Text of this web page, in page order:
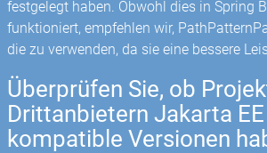
festgelegt haben. Obwohl dies in Spring
funktioniert, empfehlen wir,
die zu verwenden, da sie eine bessere
Überprüfen Sie, ob
Drittanbietern Jakarta
kompatible Versionen